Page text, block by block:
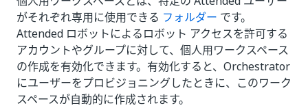
がそれぞれ専用に使用できる フォルダー です。
Attended ロボットによるロボット アクセスを許可する
アカウントやグループに対して、個人用ワークスペース
の作成を有効化できます。有効化すると、Orchestrator
にユーザーをプロビジョニングしたときに、このワーク
スペースが自動的に作成されます。